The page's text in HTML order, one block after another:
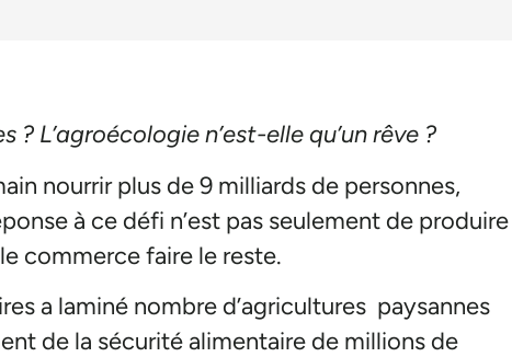
L’agroécologie n’est-elle qu’un rêve ?
nourrir plus de 9 milliards de personnes,
à ce défi n’est pas seulement de produire
commerce faire le reste.
a laminé nombre d’agricultures paysannes
de la sécurité alimentaire de millions de